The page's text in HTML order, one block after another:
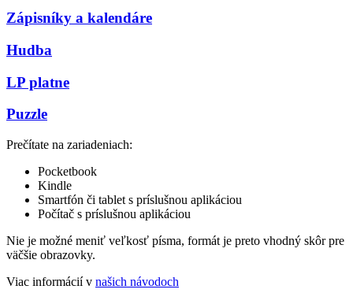
Zápisníky a kalendáre
Hudba
LP platne
Puzzle
Prečítate na zariadeniach:
Pocketbook
Kindle
Smartfón či tablet s príslušnou aplikáciou
Počítač s príslušnou aplikáciou
Nie je možné meniť veľkosť písma, formát je preto vhodný skôr pre
väčšie obrazovky.
Viac informácií v našich návodoch